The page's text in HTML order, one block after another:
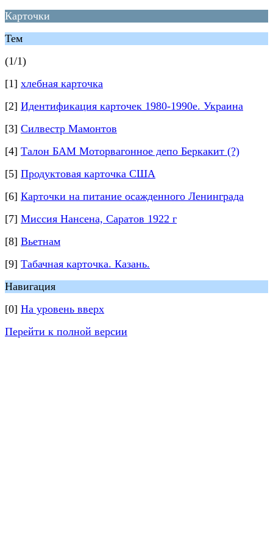
Карточки
Тем
(1/1)
[1] хлебная карточка
[2] Идентификация карточек 1980-1990е. Украина
[3] Силвестр Мамонтов
[4] Талон БАМ Моторвагонное депо Беркакит (?)
[5] Продуктовая карточка США
[6] Карточки на питание осажденного Ленинграда
[7] Миссия Нансена, Саратов 1922 г
[8] Вьетнам
[9] Табачная карточка. Казань.
Навигация
[0] На уровень вверх
Перейти к полной версии